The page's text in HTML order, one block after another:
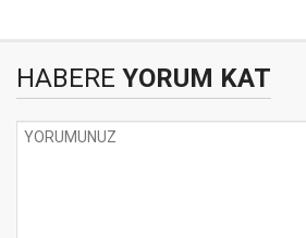
HABERE YORUM KAT